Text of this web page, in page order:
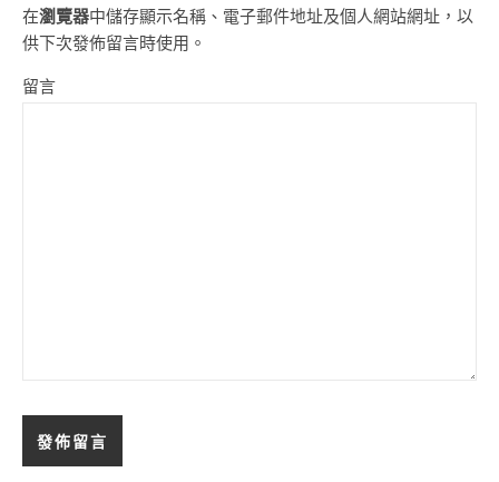
在瀏覽器中儲存顯示名稱、電子郵件地址及個人網站網址，以
供下次發佈留言時使用。
留言